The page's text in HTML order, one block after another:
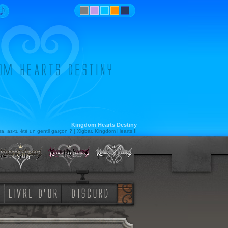
Kingdom Hearts Destiny
as-tu été un gentil garçon ? | Xigbar, Kingdom Hearts II